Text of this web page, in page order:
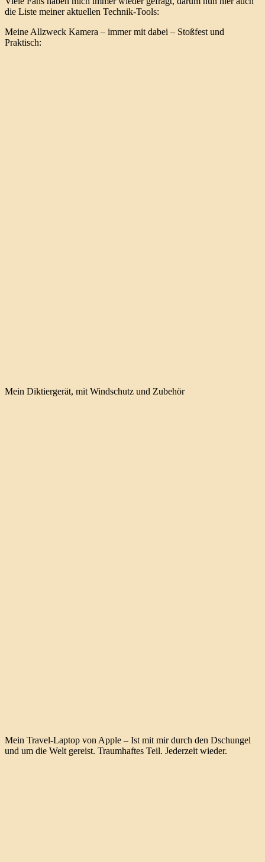
die Liste meiner aktuellen Technik-Tools:
Meine Allzweck Kamera – immer mit dabei – Stoßfest und
Praktisch:
Mein Diktiergerät, mit Windschutz und Zubehör
Mein Travel-Laptop von Apple – Ist mit mir durch den Dschungel
und um die Welt gereist. Traumhaftes Teil. Jederzeit wieder.